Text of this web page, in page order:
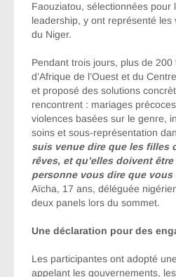
Faouziatou, sélectionnées pour
leadership, y ont représenté les
du Niger.
Pendant trois jours, plus de
d’Afrique de l’Ouest et du
et proposé des solutions
rencontrent : mariages
violences basées sur le genre,
soins et sous-représentation
suis venue dire que les filles
rêves, et qu’elles doivent
personne vous dire que vous
Aïcha, 17 ans, déléguée
deux panels lors du sommet.
Une déclaration pour des
Les participantes ont adopté
appelant les gouvernements,